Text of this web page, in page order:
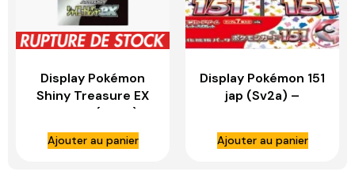
Display Pokémon
Shiny Treasure EX
Japonais (SV4a) –
ASMODE
Ajouter au panier
Display Pokémon 151
jap (Sv2a) –
Ajouter au panier